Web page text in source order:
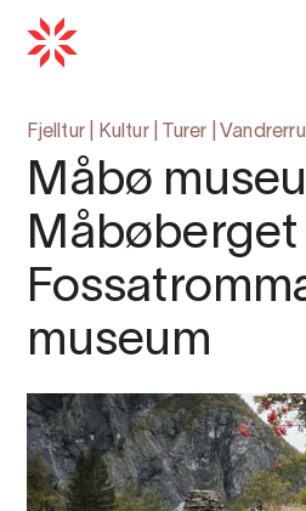
Fjelltur Kultur| Turer
Måbø
Måbøberget
museum